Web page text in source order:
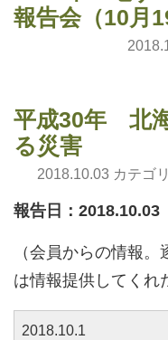
報告会（10月
平成30年 北
る災害
2018.10.03 カテゴ
報告日：2018.10.03
（会員からの情報
は情報提供してくれ
2018.10.1